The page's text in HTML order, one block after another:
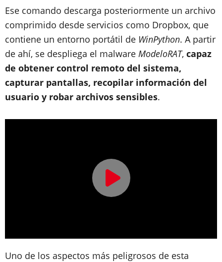
Ese comando descarga posteriormente un archivo
comprimido desde servicios como Dropbox, que
contiene un entorno portátil de WinPython. A partir
de ahí, se despliega el malware ModeloRAT, capaz
de obtener control remoto del sistema,
capturar pantallas, recopilar información del
usuario y robar archivos sensibles.
Uno de los aspectos más peligrosos de esta